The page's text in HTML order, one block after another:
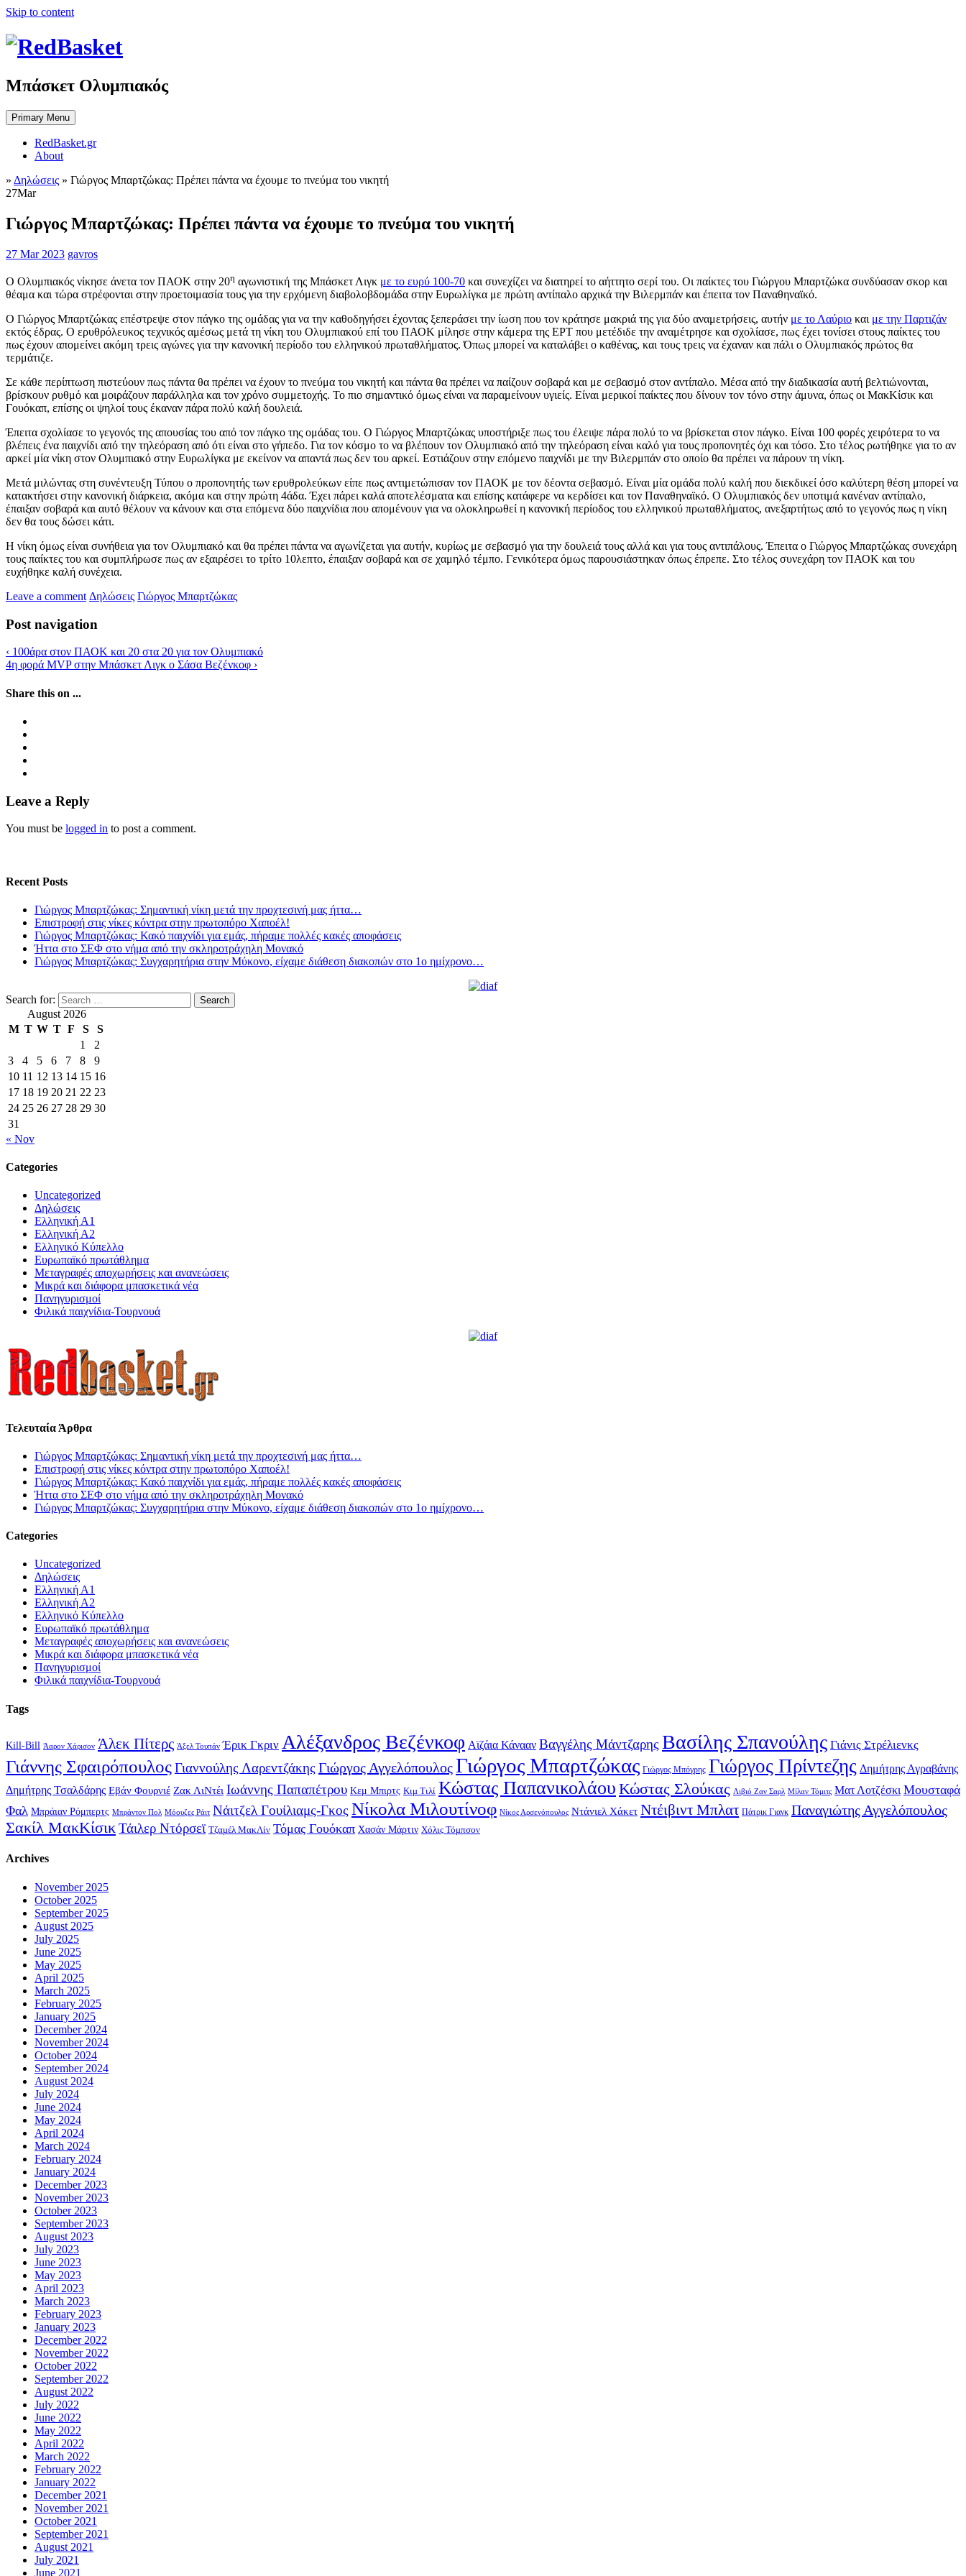
Skip to content
Μπάσκετ Ολυμπιακός
Primary Menu
RedBasket.gr
About
» Δηλώσεις » Γιώργος Μπαρτζώκας: Πρέπει πάντα να έχουμε το πνεύμα του νικητή
27Mar
Γιώργος Μπαρτζώκας: Πρέπει πάντα να έχουμε το πνεύμα του νικητή
27 Mar 2023 gavros
Ο Ολυμπιακός νίκησε άνετα τον ΠΑΟΚ στην 20η αγωνιστική της Μπάσκετ Λιγκ με το ευρύ 100-70 και συνεχίζει να διατηρεί το αήττητο σερί του. Οι παίκτες του Γιώργου Μπαρτζώκα συνδύασαν σκορ και
θέαμα και τώρα στρέφονται στην προετοιμασία τους για την ερχόμενη διαβολοβδομάδα στην Ευρωλίγκα με πρώτη αντίπαλο αρχικά την Βιλερμπάν και έπειτα τον Παναθηναϊκό.
Ο Γιώργος Μπαρτζώκας επέστρεψε στον πάγκο της ομάδας για να την καθοδηγήσει έχοντας ξεπεράσει την ίωση που τον κράτησε μακριά της για δύο αναμετρήσεις, αυτήν με το Λαύριο και με την Παρτιζάν
εκτός έδρας. Ο ερυθρόλευκος τεχνικός αμέσως μετά τη νίκη του Ολυμπιακού επί του ΠΑΟΚ μίλησε στην κάμερα της ΕΡΤ που μετέδιδε την αναμέτρησε και σχολίασε, πως έχει τονίσει στους παίκτες του
πως έχουν απομείνει ακόμη τρεις αγώνες για την κανονική περίοδο του ελληνικού πρωταθλήματος. Όπως μπορεί να καταλάβει ο καθένας, και τους τρεις να έχαναν και πάλι ο Ολυμπιακός πρώτος θα
τερμάτιζε.
Σε κάθε περίπτωση πιστεύουν πως πάντα θα πρέπει να έχουν το πνεύμα του νικητή και πάντα θα πρέπει να παίζουν σοβαρά και με σεβασμό στον αντίπαλο. Μέσα από την διαδικασία αυτή βελτιώνονται,
βρίσκουν ρυθμό και μοιράζουν παράλληλα και τον χρόνο συμμετοχής. Το πιο σημαντικό όμως είναι να παραμείνουν υγιείς. Είναι μερικοί παίκτες που δίνουν τον τόνο στην άμυνα, όπως οι ΜακΚίσικ και
Γουόκαπ, επίσης οι ψηλοί τους έκαναν πάρα πολύ καλή δουλειά.
Έπειτα σχολίασε το γεγονός της απουσίας του από τον πάγκο της ομάδας του. Ο Γιώργος Μπαρτζώκας υποστήριξε πως του έλειψε πάρα πολύ το να βρίσκεται στον πάγκο. Είναι 100 φορές χειρότερα το να
βλέπεις ένα παιχνίδι από την τηλεόραση από ότι είναι στο γήπεδο. Για τον κόσμο το να βλέπουν τον Ολυμπιακό από την τηλεόραση είναι καλό για τους προπονητές όχι και τόσο. Στο τέλος ρωτήθηκε για το αν
αρκεί μία νίκη στον Ολυμπιακό στην Ευρωλίγκα με εκείνον να απαντά πως δεν του αρκεί. Εστιάζουν στην επόμενο παιχνίδι με την Βιλερμπάν στο οποίο θα πρέπει να πάρουν τη νίκη.
Μετά μιλώντας στη συνέντευξη Τύπου ο προπονητής των ερυθρολεύκων είπε πως αντιμετώπισαν τον ΠΑΟΚ με τον δέοντα σεβασμό. Είναι μία ομάδα πολύ καλή που διεκδικεί όσο καλύτερη θέση μπορεί να
κατακτήσει στην κανονική διάρκεια, ακόμα και στην πρώτη 4άδα. Έχει πάρει καλά αποτελέσματα και επίσης κατάφερε να κερδίσει και τον Παναθηναϊκό. Ο Ολυμπιακός δεν υποτιμά κανέναν αντίπαλο,
έπαιξαν σοβαρά και αυτό θέλουν να κάνουν και στα επόμενα δύο παιχνίδια που απομένουν για να ολοκληρωθεί η κανονική περίοδος του ελληνικού πρωταθλήματος, ανεξαρτήτως από το γεγονός πως η νίκη
δεν θα τους δώσει κάτι.
Η νίκη όμως είναι συνήθεια για τον Ολυμπιακό και θα πρέπει πάντα να αγωνίζεται για αυτήν, κυρίως με σεβασμό για την δουλειά τους αλλά και για τους αντιπάλους. Έπειτα ο Γιώργος Μπαρτζώκας συνεχάρη
τους παίκτες του και συμπλήρωσε πως αν εξαιρέσει το τρίτο 10λεπτο, έπαιξαν σοβαρά και σε χαμηλό τέμπο. Γενικότερα όμως παρουσιάστηκαν όπως έπρεπε. Στο τέλος συνεχάρη τον ΠΑΟΚ και του
ευχήθηκε καλή συνέχεια.
Leave a comment Δηλώσεις Γιώργος Μπαρτζώκας
Post navigation
‹ 100άρα στον ΠΑΟΚ και 20 στα 20 για τον Ολυμπιακό
4η φορά MVP στην Μπάσκετ Λιγκ ο Σάσα Βεζένκοφ ›
Share this on ...
Leave a Reply
You must be logged in to post a comment.
Recent Posts
Γιώργος Μπαρτζώκας: Σημαντική νίκη μετά την προχτεσινή μας ήττα…
Επιστροφή στις νίκες κόντρα στην πρωτοπόρο Χαποέλ!
Γιώργος Μπαρτζώκας: Κακό παιχνίδι για εμάς, πήραμε πολλές κακές αποφάσεις
Ήττα στο ΣΕΦ στο νήμα από την σκληροτράχηλη Μονακό
Γιώργος Μπαρτζώκας: Συγχαρητήρια στην Μύκονο, είχαμε διάθεση διακοπών στο 1ο ημίχρονο…
Search for:
August 2026
M T W T F S
S
1
2
3
4 5 6 7 8
9
10 11 12 13 14 15 16
17 18 19 20 21 22 23
24 25 26 27 28 29 30
31
« Nov
Categories
Uncategorized
Δηλώσεις
Ελληνική Α1
Ελληνική Α2
Ελληνικό Κύπελλο
Ευρωπαϊκό πρωτάθλημα
Μεταγραφές αποχωρήσεις και ανανεώσεις
Μικρά και διάφορα μπασκετικά νέα
Πανηγυρισμοί
Φιλικά παιχνίδια-Τουρνουά
Τελευταία Άρθρα
Γιώργος Μπαρτζώκας: Σημαντική νίκη μετά την προχτεσινή μας ήττα…
Επιστροφή στις νίκες κόντρα στην πρωτοπόρο Χαποέλ!
Γιώργος Μπαρτζώκας: Κακό παιχνίδι για εμάς, πήραμε πολλές κακές αποφάσεις
Ήττα στο ΣΕΦ στο νήμα από την σκληροτράχηλη Μονακό
Γιώργος Μπαρτζώκας: Συγχαρητήρια στην Μύκονο, είχαμε διάθεση διακοπών στο 1ο ημίχρονο…
Categories
Uncategorized
Δηλώσεις
Ελληνική Α1
Ελληνική Α2
Ελληνικό Κύπελλο
Ευρωπαϊκό πρωτάθλημα
Μεταγραφές αποχωρήσεις και ανανεώσεις
Μικρά και διάφορα μπασκετικά νέα
Πανηγυρισμοί
Φιλικά παιχνίδια-Τουρνουά
Tags
Kill-Bill Άαρον Χάρισον Άλεκ Πίτερς Άξελ Τουπάν Έρικ Γκριν Αλέξανδρος Βεζένκοφ Αϊζάια Κάνααν Βαγγέλης Μάντζαρης Βασίλης Σπανούλης Γιάνις Στρέλιενκς
Γιάννης ΣφαιρόπουλοςΓιαννούλης Λαρεντζάκης Γιώργος ΑγγελόπουλοςΓιώργος Μπαρτζώκας Γιώργος Μπόγρης Γιώργος Πρίντεζης Δημήτρης Αγραβάνης
Δημήτρης Τσαλδάρης Εβάν Φουρνιέ Ζακ ΛιΝτέι Ιωάννης Παπαπέτρου Κεμ Μπιρτς Κιμ Τιλί Κώστας Παπανικολάου Κώστας Σλούκας Λιβιό Ζαν Σαρλ Μίλαν Τόμιτς Ματ Λοτζέσκι Μουσταφά
Φαλ Μπράιαν Ρόμπερτς Μπράντον Πολ Μόουζες Ράιτ Νάιτζελ Γουίλιαμς-Γκος Νίκολα Μιλουτίνοφ Νίκος Αρσενόπουλος Ντάνιελ Χάκετ Ντέιβιντ Μπλατ Πάτρικ Γιανκ Παναγιώτης Αγγελόπουλος
Σακίλ ΜακΚίσικΤάιλερ Ντόρσεϊ Τζαμέλ ΜακΛίν Τόμας Γουόκαπ Χασάν Μάρτιν Χόλις Τόμπσον
Archives
November 2025
October 2025
September 2025
August 2025
July 2025
June 2025
May 2025
April 2025
March 2025
February 2025
January 2025
December 2024
November 2024
October 2024
September 2024
August 2024
July 2024
June 2024
May 2024
April 2024
March 2024
February 2024
January 2024
December 2023
November 2023
October 2023
September 2023
August 2023
July 2023
June 2023
May 2023
April 2023
March 2023
February 2023
January 2023
December 2022
November 2022
October 2022
September 2022
August 2022
July 2022
June 2022
May 2022
April 2022
March 2022
February 2022
January 2022
December 2021
November 2021
October 2021
September 2021
August 2021
July 2021
June 2021